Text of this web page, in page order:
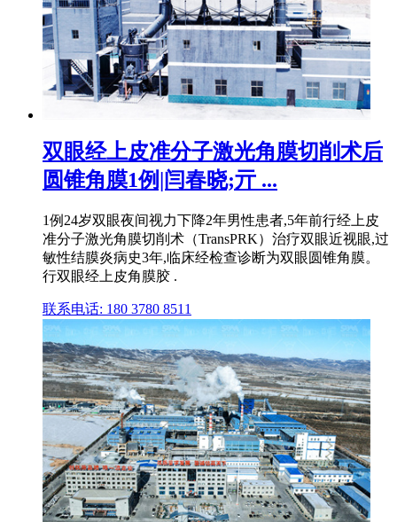
双眼经上皮准分子激光角膜切削术后
圆锥角膜1例|闫春晓;亓 ...
1例24岁双眼夜间视力下降2年男性患者,5年前行经上皮
准分子激光角膜切削术（TransPRK）治疗双眼近视眼,过
敏性结膜炎病史3年,临床经检查诊断为双眼圆锥角膜。
行双眼经上皮角膜胶 .
联系电话: 180 3780 8511